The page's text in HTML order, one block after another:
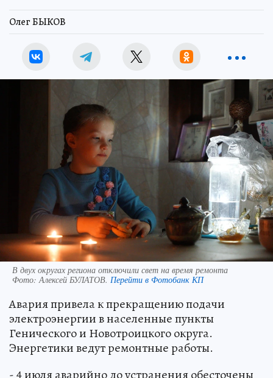
Олег БЫКОВ
В двух округах региона отключили свет на время ремонта
Фото: Алексей БУЛАТОВ. Перейти в Фотобанк КП
Авария привела к прекращению подачи
электроэнергии в населенные пункты
Генического и Новотроицкого округа.
Энергетики ведут ремонтные работы.
- 4 июля аварийно до устранения обесточены